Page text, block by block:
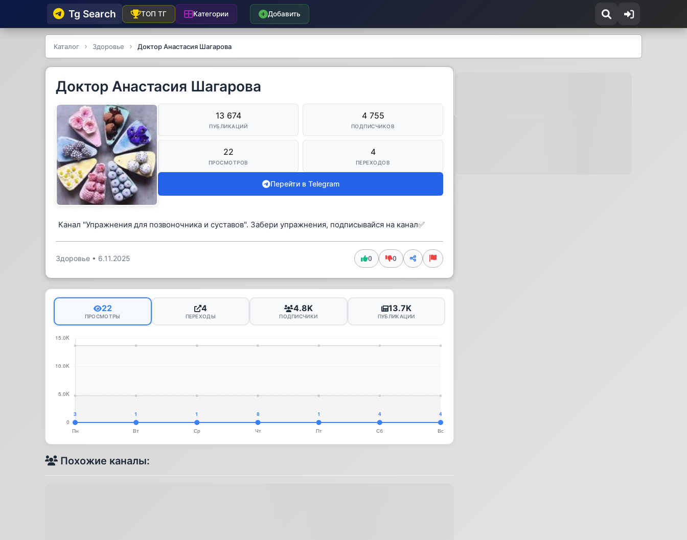
Tg Searсh ТОП ТГ Категории Добавить
Каталог Здоровье Доктор Анастасия Шагарова
Доктор Анастасия Шагарова
13 674
ПУБЛИКАЦИЙ
4 755
ПОДПИСЧИКОВ
22
ПРОСМОТРОВ
4
ПЕРЕХОДОВ
Перейти в Telegram
Канал "Упражнения для позвоночника и суставов". Забери упражнения, подписывайся на канал✅
Здоровье • 6.11.2025 0 0
22
ПРОСМОТРЫ
4
ПЕРЕХОДЫ
4.8K
ПОДПИСЧИКИ
13.7K
ПУБЛИКАЦИИ
Похожие каналы: